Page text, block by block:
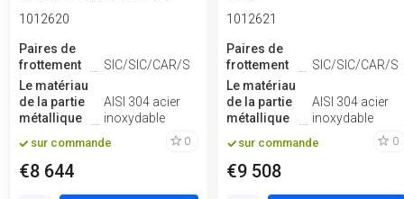
304
1012620
Paires de
frottement
SIC/SIC/CAR/SIC
Le matériau
de la partie
métallique
AISI 304 acier
inoxydable
sur commande 0
€8 644
SIC/SIC/CAR/SIC/VITON,
304
1012621
Paires de
frottement
SIC/SIC/CAR/
Le matériau
de la partie
métallique
AISI 304 acier
inoxydable
sur commande 0
€9 508